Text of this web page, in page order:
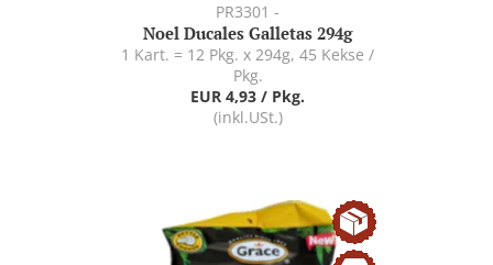
PR3301 -
Noel Ducales Galletas 294g
1 Kart. = 12 Pkg. x 294g, 45 Kekse /
Pkg.
EUR 4,93 / Pkg.
(inkl.USt.)